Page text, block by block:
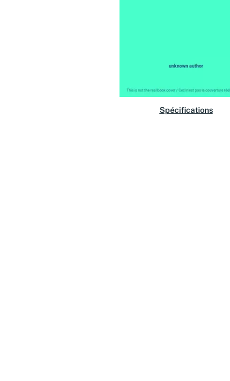
Spécifications